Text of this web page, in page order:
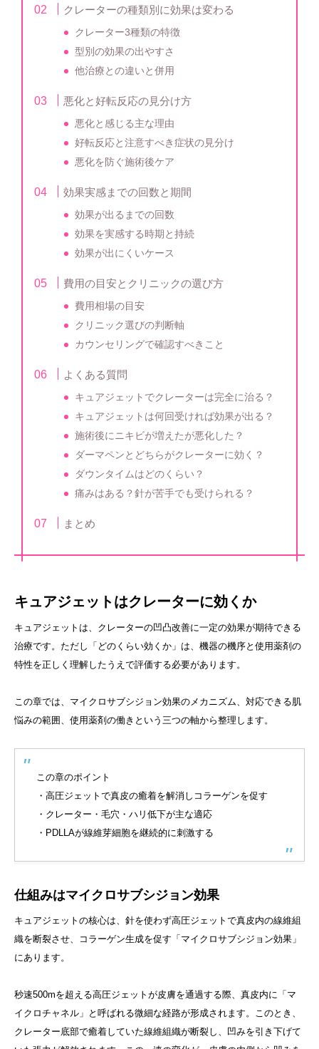
クレーターの種類別に効果は変わる
クレーター3種類の特徴
型別の効果の出やすさ
他治療との違いと併用
悪化と好転反応の見分け方
悪化と感じる主な理由
好転反応と注意すべき症状の見分け
悪化を防ぐ施術後ケア
効果実感までの回数と期間
効果が出るまでの回数
効果を実感する時期と持続
効果が出にくいケース
費用の目安とクリニックの選び方
費用相場の目安
クリニック選びの判断軸
カウンセリングで確認すべきこと
よくある質問
キュアジェットでクレーターは完全に治る？
キュアジェットは何回受ければ効果が出る？
施術後にニキビが増えたが悪化した？
ダーマペンとどちらがクレーターに効く？
ダウンタイムはどのくらい？
痛みはある？針が苦手でも受けられる？
まとめ
キュアジェットはクレーターに効くか
キュアジェットは、クレーターの凹凸改善に一定の効果が期待できる
治療です。ただし「どのくらい効くか」は、機器の機序と使用薬剤の
特性を正しく理解したうえで評価する必要があります。
この章では、マイクロサブシジョン効果のメカニズム、対応できる肌
悩みの範囲、使用薬剤の働きという三つの軸から整理します。
この章のポイント
・高圧ジェットで真皮の癒着を解消しコラーゲンを促す
・クレーター・毛穴・ハリ低下が主な適応
・PDLLAが線維芽細胞を継続的に刺激する
仕組みはマイクロサブシジョン効果
キュアジェットの核心は、針を使わず高圧ジェットで真皮内の線維組
織を断裂させ、コラーゲン生成を促す「マイクロサブシジョン効果」
にあります。
秒速500mを超える高圧ジェットが皮膚を通過する際、真皮内に「マ
イクロチャネル」と呼ばれる微細な経路が形成されます。このとき、
クレーター底部で癒着していた線維組織が断裂し、凹みを引き下げて